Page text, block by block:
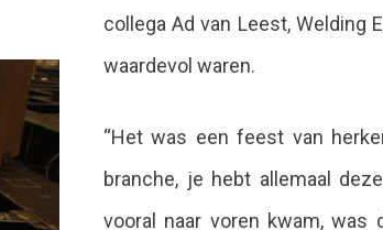
collega Ad van Leest, Welding
waardevol waren.
“Het was een feest van
branche, je hebt allemaal
vooral naar voren kwam,